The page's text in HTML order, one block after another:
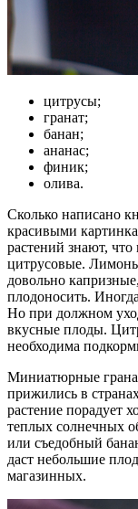
цитрусы;
гранат;
банан;
ананас;
финик;
олива.
Сколько написано
красивыми
растений знают,
цитрусовые.
довольно
плодоносить.
Но при должном
вкусные плоды.
необходима
Миниатюрные
прижились в
растение порадует
теплых солнечных
или съедобный
даст небольшие
магазинных.